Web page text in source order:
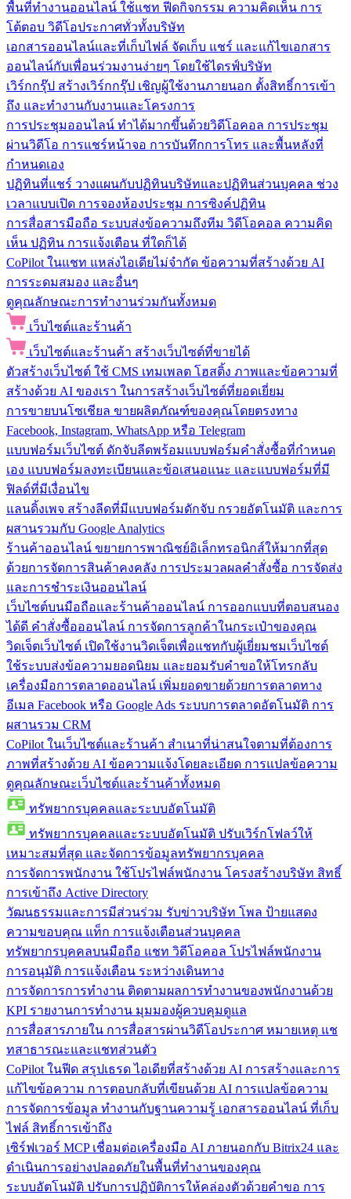
พื้นที่ทำงานออนไลน์ ใช้แชท ฟีดกิจกรรม ความคิดเห็น การ
โต้ตอบ วิดีโอประกาศทั่วทั้งบริษัท
เอกสารออนไลน์และที่เก็บไฟล์ จัดเก็บ แชร์ และแก้ไขเอกสาร
ออนไลน์กับเพื่อนร่วมงานง่ายๆ โดยใช้ไดรฟ์บริษัท
เวิร์กกรุ๊ป สร้างเวิร์กกรุ๊ป เชิญผู้ใช้งานภายนอก ตั้งสิทธิ์การเข้า
ถึง และทำงานกับงานและโครงการ
การประชุมออนไลน์ ทำได้มากขึ้นด้วยวิดีโอคอล การประชุม
ผ่านวิดีโอ การแชร์หน้าจอ การบันทึกการโทร และพื้นหลังที่
กำหนดเอง
ปฏิทินที่แชร์ วางแผนกับปฏิทินบริษัทและปฏิทินส่วนบุคคล ช่วง
เวลาแบบเปิด การจองห้องประชุม การซิงค์ปฏิทิน
การสื่อสารมือถือ ระบบส่งข้อความถึงทีม วิดีโอคอล ความคิด
เห็น ปฏิทิน การแจ้งเตือน ที่ใดก็ได้
CoPilot ในแชท แหล่งไอเดียไม่จำกัด ข้อความที่สร้างด้วย AI
การระดมสมอง และอื่นๆ
ดูคุณลักษณะการทำงานร่วมกันทั้งหมด
เว็บไซต์และร้านค้า
เว็บไซต์และร้านค้า สร้างเว็บไซต์ที่ขายได้
ตัวสร้างเว็บไซต์ ใช้ CMS เทมเพลต โฮสติ้ง ภาพและข้อความที่
สร้างด้วย AI ของเรา ในการสร้างเว็บไซต์ที่ยอดเยี่ยม
การขายบนโซเชียล ขายผลิตภัณฑ์ของคุณโดยตรงทาง
Facebook, Instagram, WhatsApp หรือ Telegram
แบบฟอร์มเว็บไซต์ ดักจับลีดพร้อมแบบฟอร์มคำสั่งซื้อที่กำหนด
เอง แบบฟอร์มลงทะเบียนและข้อเสนอแนะ และแบบฟอร์มที่มี
ฟิลด์ที่มีเงื่อนไข
แลนดิ้งเพจ สร้างลีดที่มีแบบฟอร์มดักจับ กรวยอัตโนมัติ และการ
ผสานรวมกับ Google Analytics
ร้านค้าออนไลน์ ขยายการพาณิชย์อิเล็กทรอนิกส์ให้มากที่สุด
ด้วยการจัดการสินค้าคงคลัง การประมวลผลคำสั่งซื้อ การจัดส่ง
และการชำระเงินออนไลน์
เว็บไซต์บนมือถือและร้านค้าออนไลน์ การออกแบบที่ตอบสนอง
ได้ดี คำสั่งซื้อออนไลน์ การจัดการลูกค้าในกระเป๋าของคุณ
วิดเจ็ตเว็บไซต์ เปิดใช้งานวิดเจ็ตเพื่อแชทกับผู้เยี่ยมชมเว็บไซต์
ใช้ระบบส่งข้อความยอดนิยม และยอมรับคำขอให้โทรกลับ
เครื่องมือการตลาดออนไลน์ เพิ่มยอดขายด้วยการตลาดทาง
อีเมล Facebook หรือ Google Ads ระบบการตลาดอัตโนมัติ การ
ผสานรวม CRM
CoPilot ในเว็บไซต์และร้านค้า สำเนาที่น่าสนใจตามที่ต้องการ
ภาพที่สร้างด้วย AI ข้อความแจ้งโดยละเอียด การแปลข้อความ
ดูคุณลักษณะเว็บไซต์และร้านค้าทั้งหมด
ทรัพยากรบุคคลและระบบอัตโนมัติ
ทรัพยากรบุคคลและระบบอัตโนมัติ ปรับเวิร์กโฟลว์ให้
เหมาะสมที่สุด และจัดการข้อมูลทรัพยากรบุคคล
การจัดการพนักงาน ใช้โปรไฟล์พนักงาน โครงสร้างบริษัท สิทธิ์
การเข้าถึง Active Directory
วัฒนธรรมและการมีส่วนร่วม รับข่าวบริษัท โพล ป้ายแสดง
ความขอบคุณ แท็ก การแจ้งเตือนส่วนบุคคล
ทรัพยากรบุคคลบนมือถือ แชท วิดีโอคอล โปรไฟล์พนักงาน
การอนุมัติ การแจ้งเตือน ระหว่างเดินทาง
การจัดการการทำงาน ติดตามผลการทำงานของพนักงานด้วย
KPI รายงานการทำงาน มุมมองผู้ควบคุมดูแล
การสื่อสารภายใน การสื่อสารผ่านวิดีโอประกาศ หมายเหตุ แช
ทสาธารณะและแชทส่วนตัว
CoPilot ในฟีด สรุปเธรด ไอเดียที่สร้างด้วย AI การสร้างและการ
แก้ไขข้อความ การตอบกลับที่เขียนด้วย AI การแปลข้อความ
การจัดการข้อมูล ทำงานกับฐานความรู้ เอกสารออนไลน์ ที่เก็บ
ไฟล์ สิทธิ์การเข้าถึง
เซิร์ฟเวอร์ MCP เชื่อมต่อเครื่องมือ AI ภายนอกกับ Bitrix24 และ
ดำเนินการอย่างปลอดภัยในพื้นที่ทำงานของคุณ
ระบบอัตโนมัติ ปรับการปฏิบัติการให้คล่องตัวด้วยคำขอ การ